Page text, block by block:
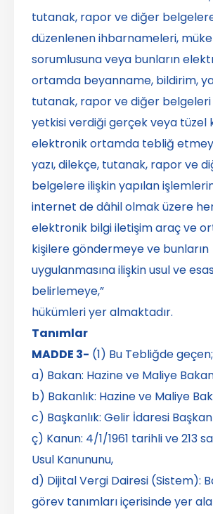
tutanak, rapor ve diğer
düzenlenen ihbarnameleri,
sorumlusuna veya bunların
ortamda beyanname, bildirim,
tutanak, rapor ve diğer
yetkisi verdiği gerçek veya tüzel
elektronik ortamda tebliğ
yazı, dilekçe, tutanak, rapor ve
belgelere ilişkin yapılan
internet de dâhil olmak üzere
elektronik bilgi iletişim araç ve
kişilere göndermeye ve bunların
uygulanmasına ilişkin usul ve
belirlemeye,”
hükümleri yer almaktadır.
Tanımlar
MADDE 3- (1) Bu Tebliğde geçen;
a) Bakan: Hazine ve Maliye
b) Bakanlık: Hazine ve Maliye
c) Başkanlık: Gelir İdaresi
ç) Kanun: 4/1/1961 tarihli ve 213
Usul Kanununu,
d) Dijital Vergi Dairesi (Sistem):
görev tanımları içerisinde yer